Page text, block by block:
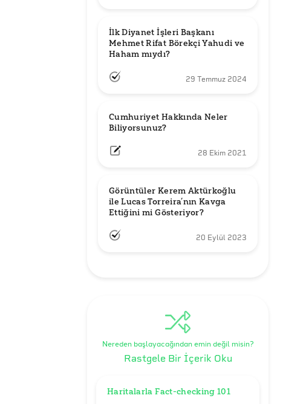
İlk Diyanet İşleri Başkanı
Mehmet Rifat Börekçi Yahudi ve
Haham mıydı?
29 Temmuz 2024
Cumhuriyet Hakkında Neler
Biliyorsunuz?
28 Ekim 2021
Görüntüler Kerem Aktürkoğlu
ile Lucas Torreira’nın Kavga
Ettiğini mi Gösteriyor?
20 Eylül 2023
Nereden başlayacağından emin değil misin?
Rastgele Bir İçerik Oku
Haritalarla Fact-checking 101